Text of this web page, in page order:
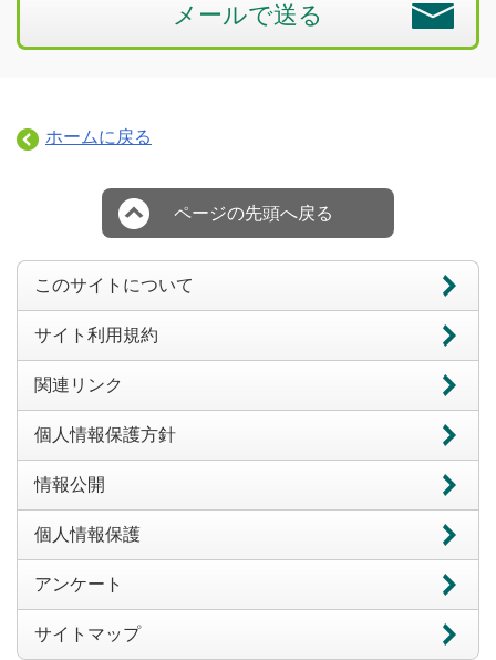
メールで送る
ホームに戻る
ページの先頭へ戻る
このサイトについて
サイト利用規約
関連リンク
個人情報保護方針
情報公開
個人情報保護
アンケート
サイトマップ